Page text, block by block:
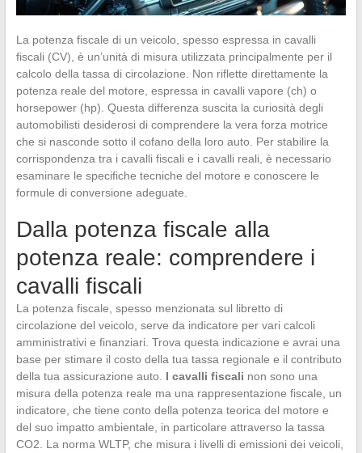
La potenza fiscale di un veicolo, spesso espressa in cavalli
fiscali (CV), è un’unità di misura utilizzata principalmente per il
calcolo della tassa di circolazione. Non riflette direttamente la
potenza reale del motore, espressa in cavalli vapore (ch) o
horsepower (hp). Questa differenza suscita la curiosità degli
automobilisti desiderosi di comprendere la vera forza motrice
che si nasconde sotto il cofano della loro auto. Per stabilire la
corrispondenza tra i cavalli fiscali e i cavalli reali, è necessario
esaminare le specifiche tecniche del motore e conoscere le
formule di conversione adeguate.
Dalla potenza fiscale alla
potenza reale: comprendere i
cavalli fiscali
La potenza fiscale, spesso menzionata sul libretto di
circolazione del veicolo, serve da indicatore per vari calcoli
amministrativi e finanziari. Trova questa indicazione e avrai una
base per stimare il costo della tua tassa regionale e il contributo
della tua assicurazione auto. I cavalli fiscali non sono una
misura della potenza reale ma una rappresentazione fiscale, un
indicatore, che tiene conto della potenza teorica del motore e
del suo impatto ambientale, in particolare attraverso la tassa
CO2. La norma WLTP, che misura i livelli di emissioni dei veicoli,